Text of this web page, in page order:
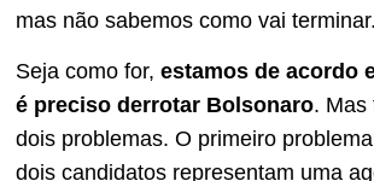
mas não sabemos como vai terminar.
Seja como for, estamos de acordo
é preciso derrotar Bolsonaro. Mas
dois problemas. O primeiro
dois candidatos representam uma